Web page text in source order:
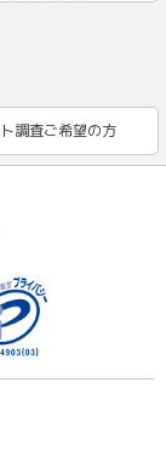
調査ご希望の方